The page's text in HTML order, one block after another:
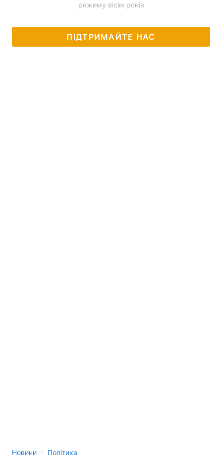
режиму вісім років
ПІДТРИМАЙТЕ НАС
Новини › Політика